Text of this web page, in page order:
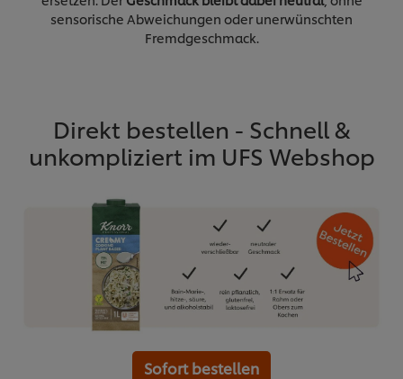
sensorische Abweichungen oder unerwünschten
Fremdgeschmack.
Direkt bestellen - Schnell &
unkompliziert im UFS Webshop
Sofort bestellen